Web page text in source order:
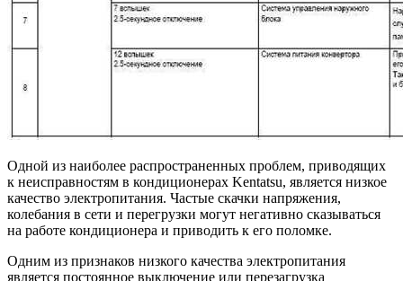
Одной из наиболее распространенных проблем, приводящих
к неисправностям в кондиционерах Kentatsu, является низкое
качество электропитания. Частые скачки напряжения,
колебания в сети и перегрузки могут негативно сказываться
на работе кондиционера и приводить к его поломке.
Одним из признаков низкого качества электропитания
является постоянное выключение или перезагрузка